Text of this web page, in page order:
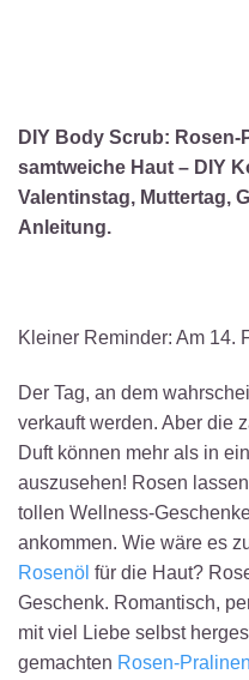
DIY Body Scrub:
samtweiche Haut – DIY
Valentinstag, Muttertag,
Anleitung.
Kleiner Reminder: Am 14.
Der Tag, an dem
verkauft werden. Aber die
Duft können mehr als in
auszusehen! Rosen
tollen Wellness-
ankommen. Wie wäre es
Rosenöl für die Haut?
Geschenk. Romantisch,
mit viel Liebe selbst
gemachten Rosen-Pralinen